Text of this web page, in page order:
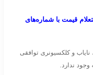
قیمت با شماره‌های
و کلکسیونری توافقی
ندارد.